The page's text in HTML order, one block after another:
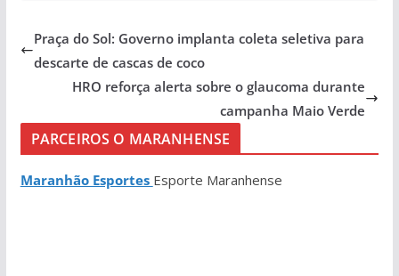
Praça do Sol: Governo implanta coleta seletiva para
descarte de cascas de coco
HRO reforça alerta sobre o glaucoma durante
campanha Maio Verde
PARCEIROS O MARANHENSE
Maranhão Esportes Esporte Maranhense